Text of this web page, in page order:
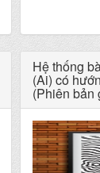
Hệ thống
(Ai) có
(Phiên bản